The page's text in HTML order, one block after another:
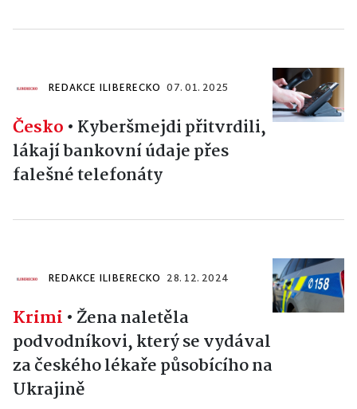
REDAKCE ILIBERECKO 07. 01. 2025
Česko • Kyberšmejdi přitvrdili,
lákají bankovní údaje přes
falešné telefonáty
REDAKCE ILIBERECKO 28. 12. 2024
Krimi • Žena naletěla
podvodníkovi, který se vydával
za českého lékaře působícího na
Ukrajině